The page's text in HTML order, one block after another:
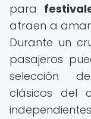
para
atraen a
Durante un
pasajeros
selección
clásicos del